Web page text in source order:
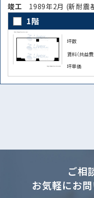
竣⼯ 1989年2月 (新耐震
1階
坪数
賃料（共益費
坪単価
ご相
お気軽にお